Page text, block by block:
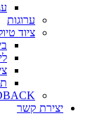
ערוגות
ציוד
יצירת קשר